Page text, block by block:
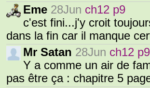
Eme 28Jun ch12 p9
c'est fini...j'y croit
dans la fin car il manque
Mr Satan 28Jun ch12 p9
Y a comme un air de
pas être ça : chapitre 5